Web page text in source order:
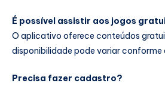
É possível assistir aos jogos
O aplicativo oferece conteúdos
disponibilidade pode variar conforme
Precisa fazer cadastro?